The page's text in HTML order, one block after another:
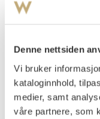
Denne nettsiden
Vi bruker
kataloginnhold,
medier, samt
våre partnere, som
37,5x28
Påtegnet nede på
Datert nede t.v.: 20-
Påtegnet på
Frants Henningsen
Frits bodde der på
en lapp på døren at